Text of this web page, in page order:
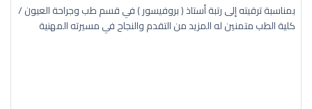
بمناسبة ترقيته إلى رتبة أستاذ ( بروفيسور ) في قسم طب وجراحة العيون /
كلية الطب متمنين له المزيد من التقدم والنجاح في مسيرته المهنية